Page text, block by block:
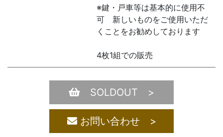
※鍵・戸車等は基本的に使用不
可 新しいものをご使用いただ
くことをお勧めしております
4枚1組での販売
SOLDOUT >
お問い合わせ >